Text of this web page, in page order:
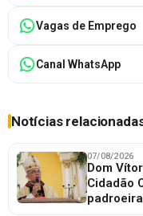
Vagas de Emprego
Canal WhatsApp
Notícias
07/08/2026
Dom
Cidadão